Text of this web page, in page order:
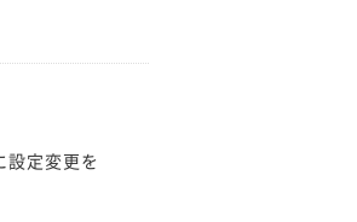
設定変更を